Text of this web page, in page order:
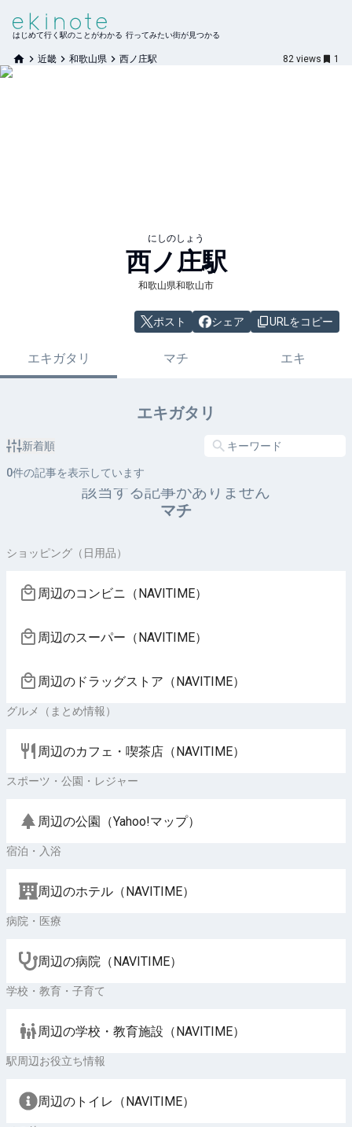
はじめて行く駅のことがわかる 行ってみたい街が見つかる
近畿 和歌山県 西ノ庄駅 82 views 1
にしのしょう
西ノ庄駅
和歌山県和歌山市
ポスト シェア URLをコピー
エキガタリ マチ エキ
エキガタリ
新着順
0件の記事を表示しています
該当する記事がありません
マチ
ショッピング（日用品）
周辺のコンビニ（NAVITIME）
周辺のスーパー（NAVITIME）
周辺のドラッグストア（NAVITIME）
グルメ（まとめ情報）
周辺のカフェ・喫茶店（NAVITIME）
スポーツ・公園・レジャー
周辺の公園（Yahoo!マップ）
宿泊・入浴
周辺のホテル（NAVITIME）
病院・医療
周辺の病院（NAVITIME）
学校・教育・子育て
周辺の学校・教育施設（NAVITIME）
駅周辺お役立ち情報
周辺のトイレ（NAVITIME）